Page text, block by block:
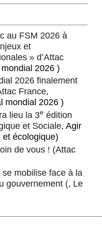
au FSM 2026 à
et
» d’Attac
2026 )
2026 finalement
France,
mondial 2026 )
lieu la 3e édition
et Sociale, Agir
écologique)
de vous ! (Attac
mobilise face à la
gouvernement (, Le